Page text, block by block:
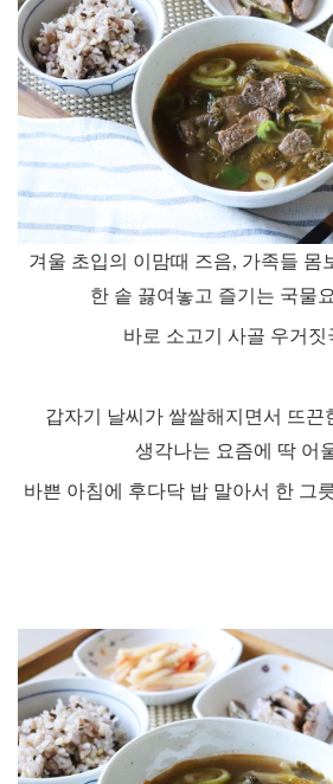
겨울 초입의 이맘때 즈음, 가족들 몸
한 솥 끓여놓고 즐기는 국물
바로 소고기 사골 우거짓
갑자기 날씨가 쌀쌀해지면서 뜨끈
생각나는 요즘에 딱 어
바쁜 아침에 후다닥 밥 말아서 한 그